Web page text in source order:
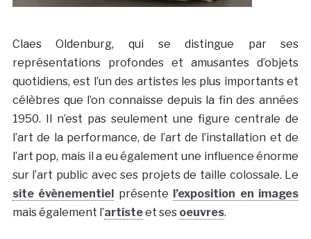
Claes Oldenburg, qui se distingue par ses
représentations profondes et amusantes d’objets
quotidiens, est l’un des artistes les plus importants et
célèbres que l’on connaisse depuis la fin des années
1950. Il n’est pas seulement une figure centrale de
l’art de la performance, de l’art de l’installation et de
l’art pop, mais il a eu également une influence énorme
sur l’art public avec ses projets de taille colossale. Le
site évènementiel
présente
l’exposition en images
mais également l’artisteet ses oeuvres.